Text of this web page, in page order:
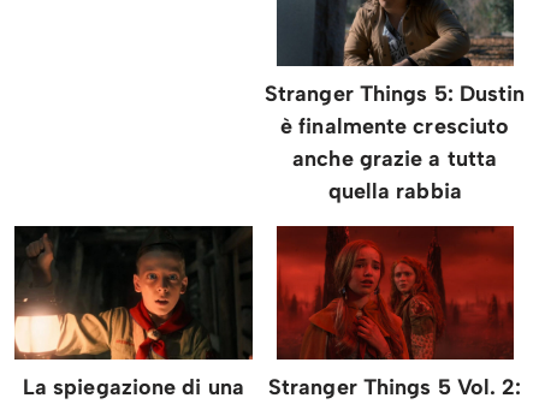
Stranger Things 5: Dustin
è finalmente cresciuto
anche grazie a tutta
quella rabbia
La spiegazione di una
Stranger Things 5 Vol. 2: